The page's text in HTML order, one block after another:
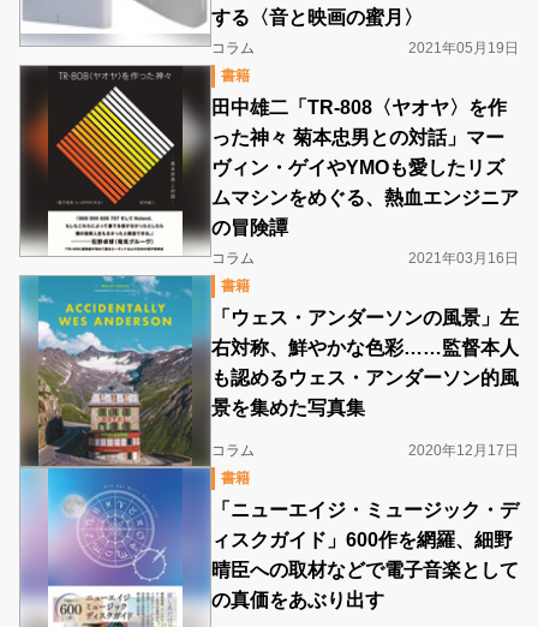
する〈音と映画の蜜月〉
コラム
2021年05月19日
書籍
田中雄二「TR-808〈ヤオヤ〉を作
った神々 菊本忠男との対話」マー
ヴィン・ゲイやYMOも愛したリズ
ムマシンをめぐる、熱血エンジニア
の冒険譚
コラム
2021年03月16日
書籍
「ウェス・アンダーソンの風景」左
右対称、鮮やかな色彩……監督本人
も認めるウェス・アンダーソン的風
景を集めた写真集
コラム
2020年12月17日
書籍
「ニューエイジ・ミュージック・デ
ィスクガイド」600作を網羅、細野
晴臣への取材などで電子音楽として
の真価をあぶり出す